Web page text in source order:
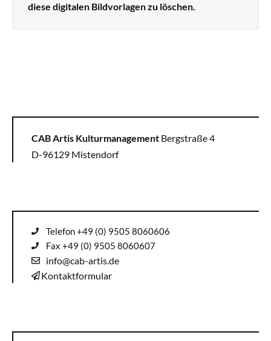
diese digitalen Bildvorlagen zu löschen.
CAB Artis Kulturmanagement Bergstraße 4
D-96129 Mistendorf
Telefon +49 (0) 9505 8060606
Fax +49 (0) 9505 8060607
info@cab-artis.de
Kontaktformular